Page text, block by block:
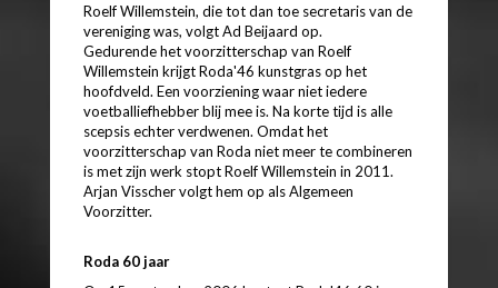
Roelf Willemstein, die tot dan toe secretaris van de
vereniging was, volgt Ad Beijaard op.
Gedurende het voorzitterschap van Roelf
Willemstein krijgt Roda'46 kunstgras op het
hoofdveld. Een voorziening waar niet iedere
voetballiefhebber blij mee is. Na korte tijd is alle
scepsis echter verdwenen. Omdat het
voorzitterschap van Roda niet meer te combineren
is met zijn werk stopt Roelf Willemstein in 2011.
Arjan Visscher volgt hem op als Algemeen
Voorzitter.
Roda 60 jaar